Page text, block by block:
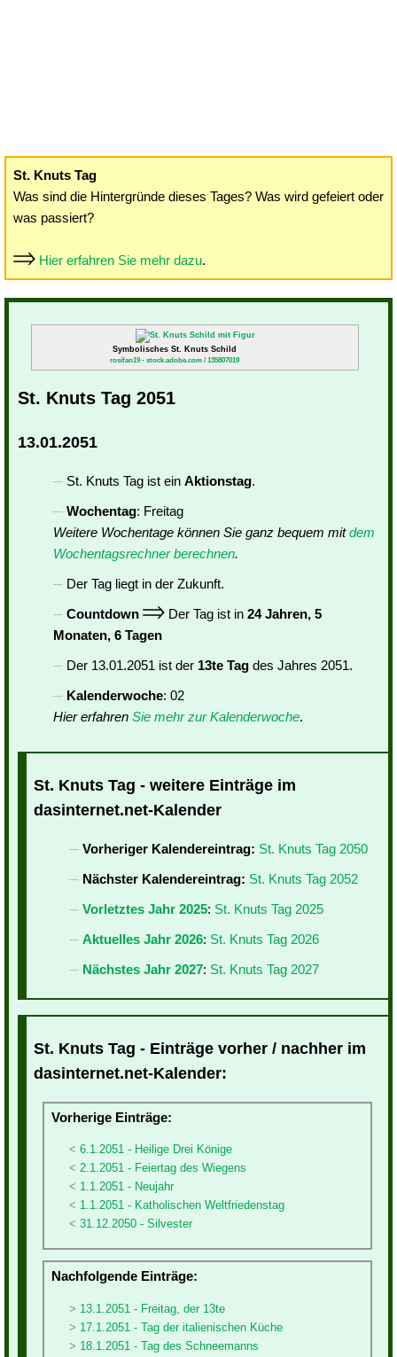
St. Knuts Tag
Was sind die Hintergründe dieses Tages? Was wird gefeiert oder
was passiert?
Hier erfahren Sie mehr dazu.
Symbolisches St. Knuts Schild
rosifan19 - stock.adobe.com / 135807019
St. Knuts Tag 2051
13.01.2051
St. Knuts Tag ist ein Aktionstag.
Wochentag: Freitag
Weitere Wochentage können Sie ganz bequem mitdem
Wochentagsrechner berechnen.
Der Tag liegt in der Zukunft.
Countdown
Der Tag ist in 24 Jahren, 5
Monaten, 6 Tagen
Der 13.01.2051 ist der 13te Tag des Jahres 2051.
Kalenderwoche: 02
Hier erfahren Sie mehr zur Kalenderwoche.
St. Knuts Tag - weitere Einträge im
dasinternet.net-Kalender
Vorheriger Kalendereintrag: St. Knuts Tag 2050
Nächster Kalendereintrag: St. Knuts Tag 2052
Vorletztes Jahr 2025: St. Knuts Tag 2025
Aktuelles Jahr 2026: St. Knuts Tag 2026
Nächstes Jahr 2027: St. Knuts Tag 2027
St. Knuts Tag - Einträge vorher / nachher im
dasinternet.net-Kalender:
Vorherige Einträge:
6.1.2051 - Heilige Drei Könige
2.1.2051 - Feiertag des Wiegens
1.1.2051 - Neujahr
1.1.2051 - Katholischen Weltfriedenstag
31.12.2050 - Silvester
Nachfolgende Einträge:
13.1.2051 - Freitag, der 13te
17.1.2051 - Tag der italienischen Küche
18.1.2051 - Tag des Schneemanns